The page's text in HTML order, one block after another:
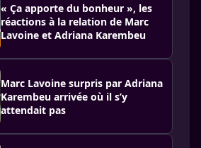
« Ça apporte du bonheur », les
réactions à la relation de Marc
Lavoine et Adriana Karembeu
Marc Lavoine surpris par Adriana
Karembeu arrivée où il s’y
attendait pas